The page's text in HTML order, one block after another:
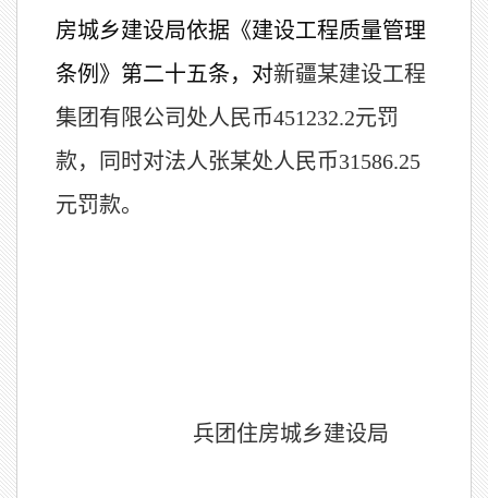
房城乡建设局依据《建设工程质量管理
条例》第二十五条，对新疆某建设工程
集团有限公司处人民币451232.2元罚
款，同时对法人张某处人民币31586.25
元罚款。
兵团住房城乡建设局